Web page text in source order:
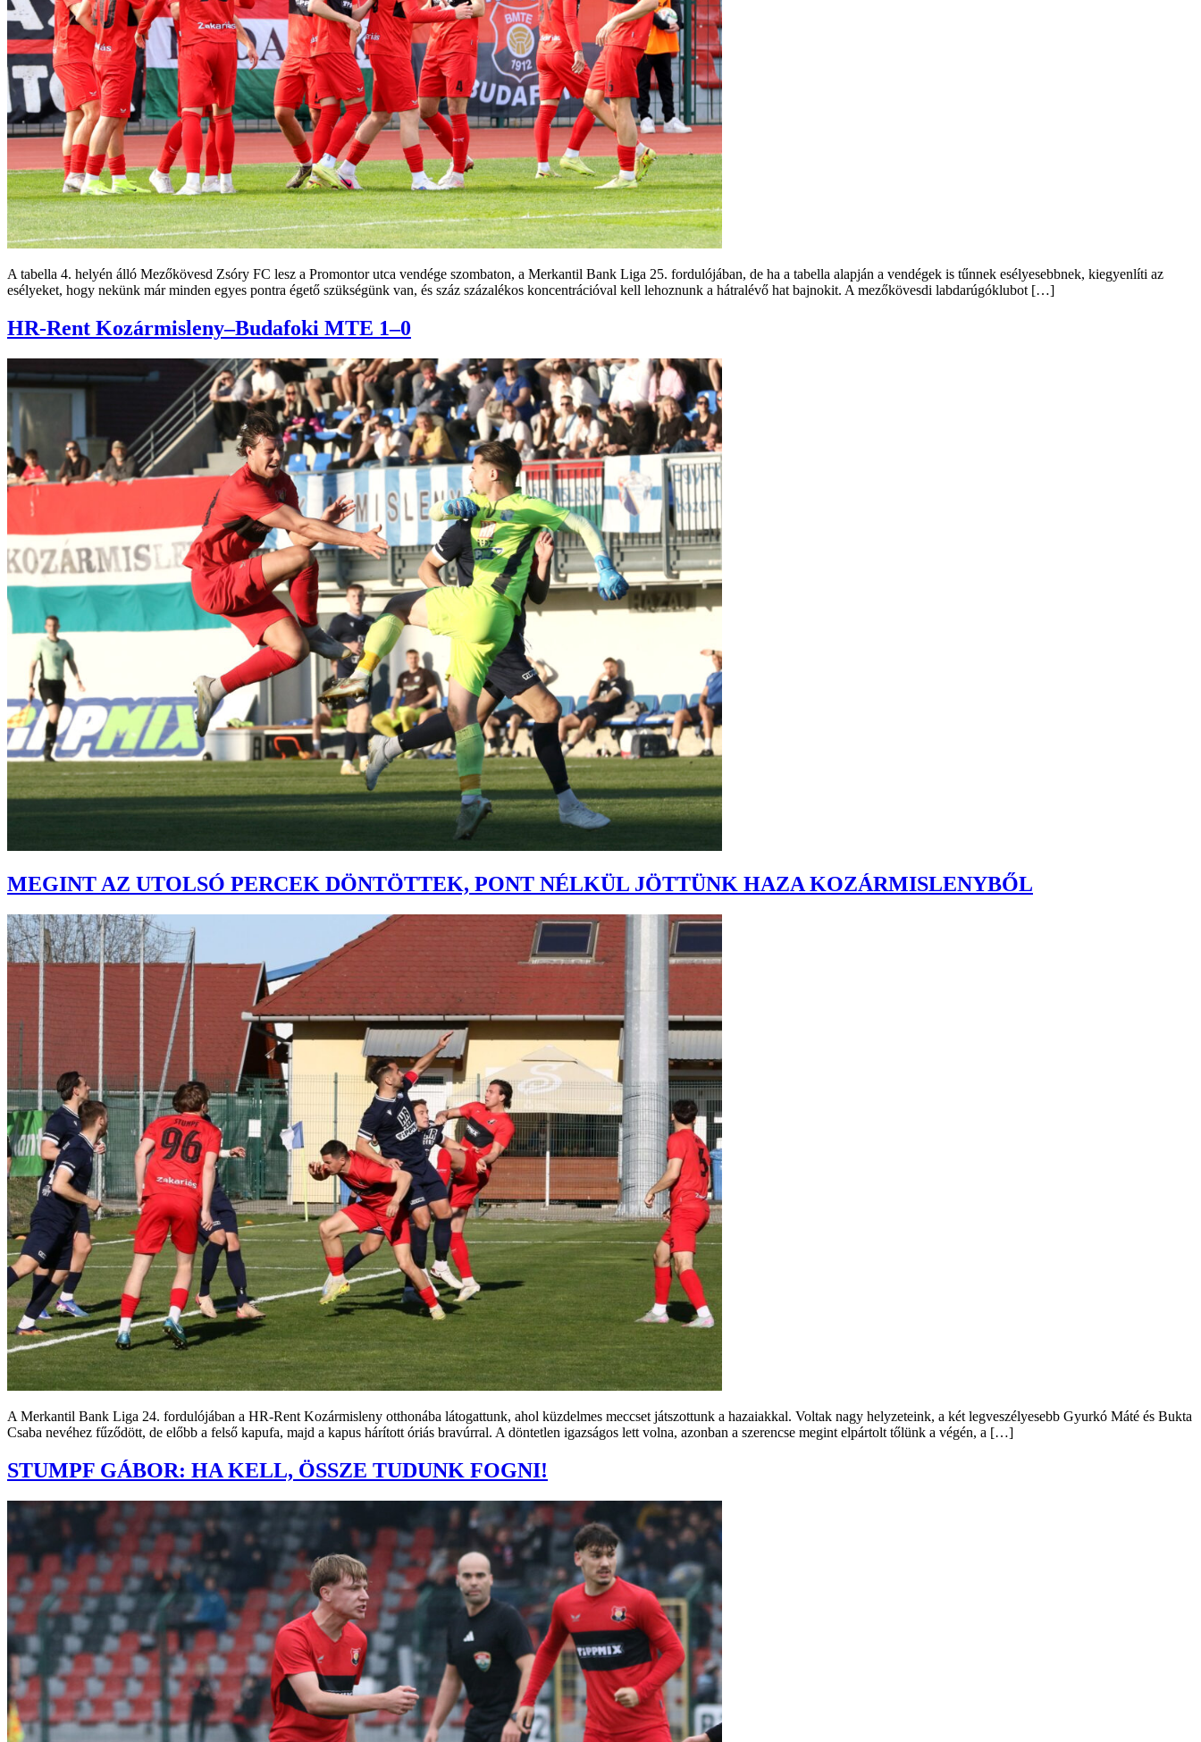
A tabella 4. helyén álló Mezőkövesd Zsóry FC lesz a Promontor utca vendége szombaton, a Merkantil Bank Liga 25. fordulójában, de ha a tabella alapján a vendégek is tűnnek esélyesebbnek, kiegyenlíti az
esélyeket, hogy nekünk már minden egyes pontra égető szükségünk van, és száz százalékos koncentrációval kell lehoznunk a hátralévő hat bajnokit. A mezőkövesdi labdarúgóklubot […]
HR-Rent Kozármisleny–Budafoki MTE 1–0
MEGINT AZ UTOLSÓ PERCEK DÖNTÖTTEK, PONT NÉLKÜL JÖTTÜNK HAZA KOZÁRMISLENYBŐL
A Merkantil Bank Liga 24. fordulójában a HR-Rent Kozármisleny otthonába látogattunk, ahol küzdelmes meccset játszottunk a hazaiakkal. Voltak nagy helyzeteink, a két legveszélyesebb Gyurkó Máté és Bukta
Csaba nevéhez fűződött, de előbb a felső kapufa, majd a kapus hárított óriás bravúrral. A döntetlen igazságos lett volna, azonban a szerencse megint elpártolt tőlünk a végén, a […]
STUMPF GÁBOR: HA KELL, ÖSSZE TUDUNK FOGNI!